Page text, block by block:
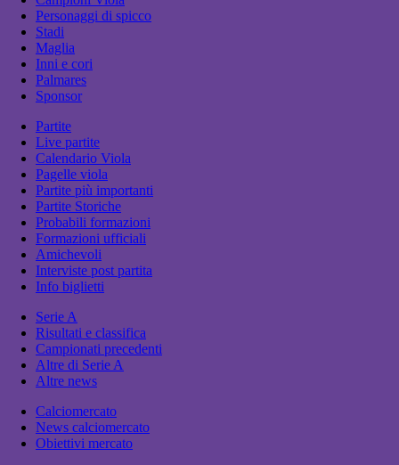
Personaggi di spicco
Stadi
Maglia
Inni e cori
Palmares
Sponsor
Partite
Live partite
Calendario Viola
Pagelle viola
Partite più importanti
Partite Storiche
Probabili formazioni
Formazioni ufficiali
Amichevoli
Interviste post partita
Info biglietti
Serie A
Risultati e classifica
Campionati precedenti
Altre di Serie A
Altre news
Calciomercato
News calciomercato
Obiettivi mercato